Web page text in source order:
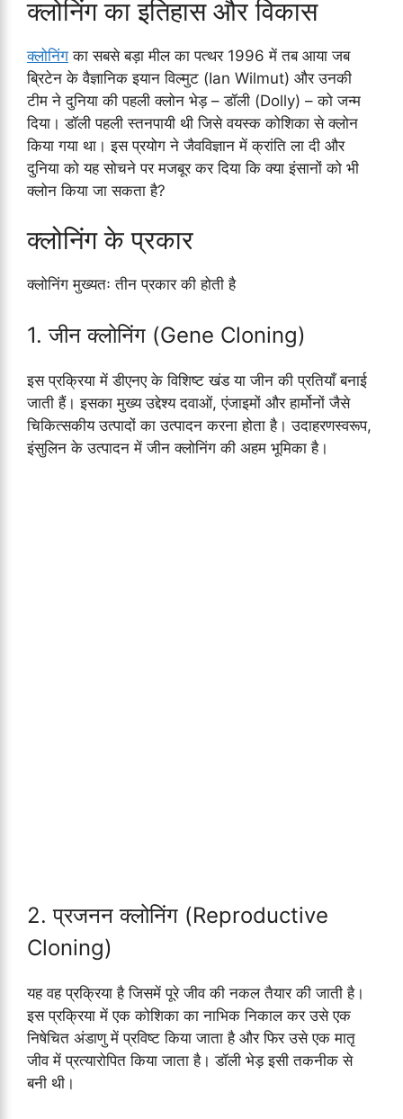
क्लोनिंग का इतिहास और विकास
क्लोनिंग का सबसे बड़ा मील का पत्थर 1996 में तब आया जब
ब्रिटेन के वैज्ञानिक इयान विल्मुट (Ian Wilmut) और उनकी
टीम ने दुनिया की पहली क्लोन भेड़ – डॉली (Dolly) – को जन्म
दिया। डॉली पहली स्तनपायी थी जिसे वयस्क कोशिका से क्लोन
किया गया था। इस प्रयोग ने जैवविज्ञान में क्रांति ला दी और
दुनिया को यह सोचने पर मजबूर कर दिया कि क्या इंसानों को भी
क्लोन किया जा सकता है?
क्लोनिंग के प्रकार
क्लोनिंग मुख्यतः तीन प्रकार की होती है
1. जीन क्लोनिंग (Gene Cloning)
इस प्रक्रिया में डीएनए के विशिष्ट खंड या जीन की प्रतियाँ बनाई
जाती हैं। इसका मुख्य उद्देश्य दवाओं, एंजाइमों और हार्मोनों जैसे
चिकित्सकीय उत्पादों का उत्पादन करना होता है। उदाहरणस्वरूप,
इंसुलिन के उत्पादन में जीन क्लोनिंग की अहम भूमिका है।
2. प्रजनन क्लोनिंग (Reproductive
Cloning)
यह वह प्रक्रिया है जिसमें पूरे जीव की नकल तैयार की जाती है।
इस प्रक्रिया में एक कोशिका का नाभिक निकाल कर उसे एक
निषेचित अंडाणु में प्रविष्ट किया जाता है और फिर उसे एक मातृ
जीव में प्रत्यारोपित किया जाता है। डॉली भेड़ इसी तकनीक से
बनी थी।